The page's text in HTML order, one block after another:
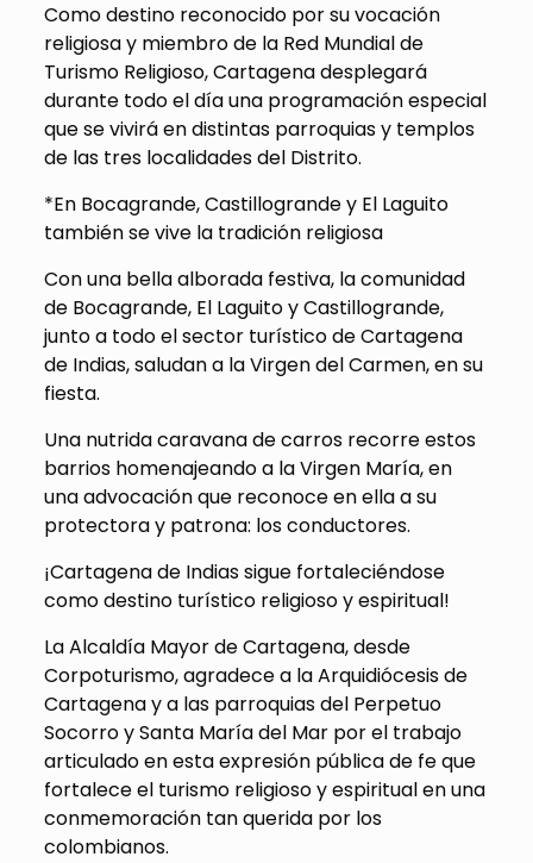
Como destino reconocido por su vocación
religiosa y miembro de la Red Mundial de
Turismo Religioso, Cartagena desplegará
durante todo el día una programación especial
que se vivirá en distintas parroquias y templos
de las tres localidades del Distrito.
*En Bocagrande, Castillogrande y El Laguito
también se vive la tradición religiosa
Con una bella alborada festiva, la comunidad
de Bocagrande, El Laguito y Castillogrande,
junto a todo el sector turístico de Cartagena
de Indias, saludan a la Virgen del Carmen, en su
fiesta.
Una nutrida caravana de carros recorre estos
barrios homenajeando a la Virgen María, en
una advocación que reconoce en ella a su
protectora y patrona: los conductores.
¡Cartagena de Indias sigue fortaleciéndose
como destino turístico religioso y espiritual!
La Alcaldía Mayor de Cartagena, desde
Corpoturismo, agradece a la Arquidiócesis de
Cartagena y a las parroquias del Perpetuo
Socorro y Santa María del Mar por el trabajo
articulado en esta expresión pública de fe que
fortalece el turismo religioso y espiritual en una
conmemoración tan querida por los
colombianos.